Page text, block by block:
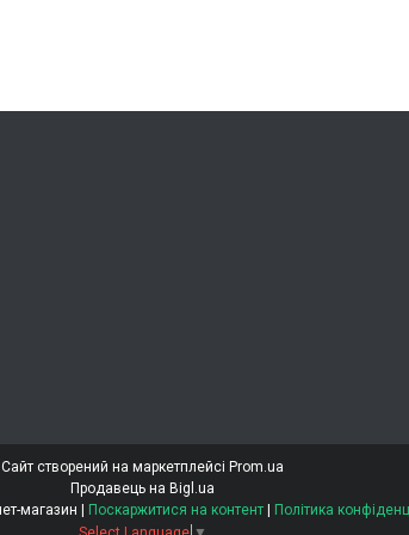
Сайт створений на маркетплейсі Prom.ua
Продавець на Bigl.ua
Поскаржитися на контент
Політика